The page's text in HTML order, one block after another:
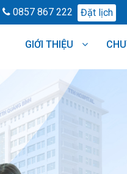
0857 867 222 Đặt lịch
GIỚI THIỆU